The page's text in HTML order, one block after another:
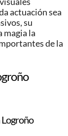
actuación sea
su
magia la
de la
Logroño